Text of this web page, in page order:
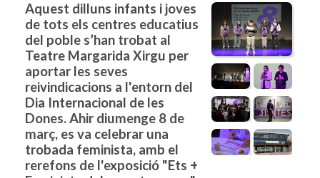
Aquest dilluns infants i joves
de tots els centres educatius
del poble s’han trobat al
Teatre Margarida Xirgu per
aportar les seves
reivindicacions a l'entorn del
Dia Internacional de les
Dones. Ahir diumenge 8 de
març, es va celebrar una
trobada feminista, amb el
rerefons de l'exposició "Ets +